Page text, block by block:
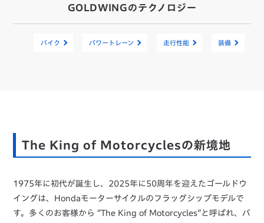
GOLDWINGのテクノロジー
バイク パワートレーン 走行性能 装備
The King of Motorcyclesの新境地
1975年に初代が誕生し、2025年に50周年を迎えたゴールドウ
イングは、Hondaモーターサイクルのフラッグシップモデルで
す。多くのお客様から “The King of Motorcycles”と呼ばれ、バ